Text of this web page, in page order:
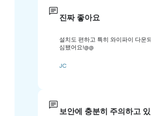
진짜 좋아요
설치도 편하고 특히 와이파이 다운
심됐어요!@@
JC
보안에 충분히 주의하고